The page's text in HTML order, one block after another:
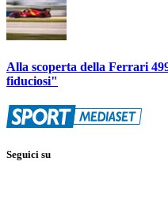
Alla scoperta della Ferrari
fiduciosi"
Seguici su